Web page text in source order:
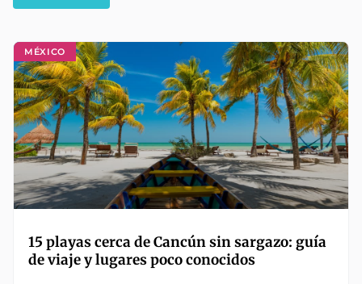
MÉXICO
15 playas cerca de Cancún sin sargazo: guía
de viaje y lugares poco conocidos